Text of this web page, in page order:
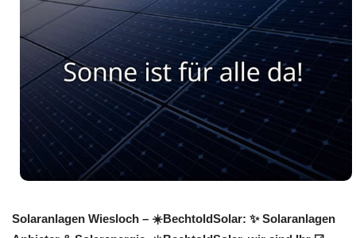
Solaranlagen Wiesloch – ☀️BechtoldSolar: ✨ Solaranlagen